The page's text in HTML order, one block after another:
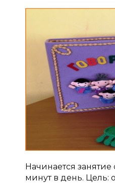
Начинается
минут в день. Цель: